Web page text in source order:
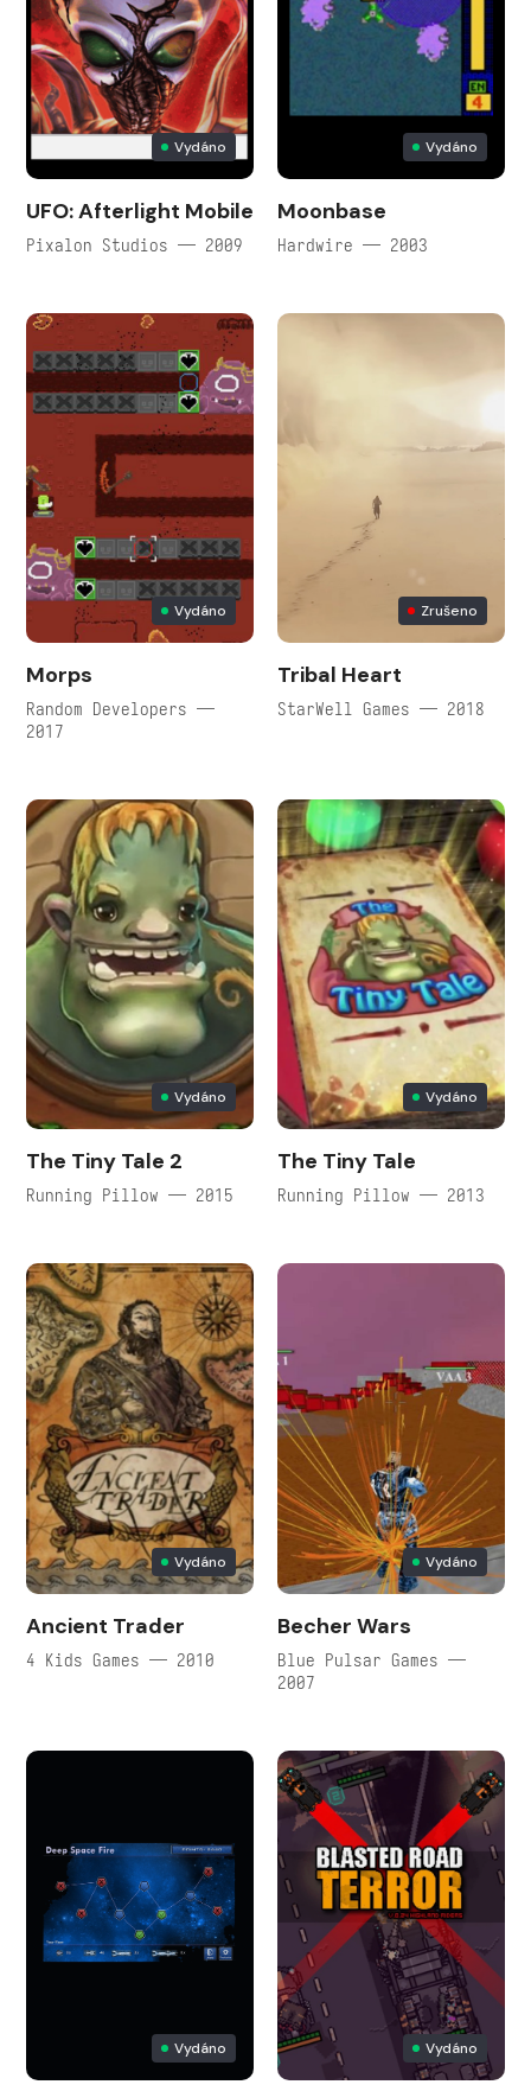
Vydáno
UFO: Afterlight Mobile
Pixalon Studios — 2009
Vydáno
Moonbase
Hardwire — 2003
Vydáno
Morps
Random Developers —
2017
Zrušeno
Tribal Heart
StarWell Games — 2018
Vydáno
The Tiny Tale 2
Running Pillow — 2015
Vydáno
The Tiny Tale
Running Pillow — 2013
Vydáno
Ancient Trader
4 Kids Games — 2010
Vydáno
Becher Wars
Blue Pulsar Games —
2007
Vydáno Vydáno